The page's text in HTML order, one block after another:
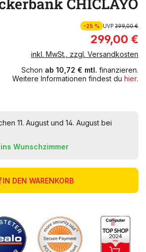
CHICLAYO
-25 % UVP399,00 €
299,00 €
inkl. MwSt., zzgl. Versandkosten
Schon ab 10,72 € mtl. finanzieren.
Weitere Informationen findest du hier.
11. August und 14. August bei
Wunschzimmer
IN DEN WARENKORB